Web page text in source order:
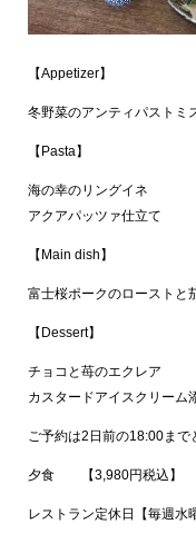
【Appetizer】
冬野菜のアンティパストミ
【Pasta】
海の幸のリングイネ
アクアパッツァ仕立て
【Main dish】
富士桜ポークのローストと
【Dessert】
チョコと苺のエクレア
カスタードアイスクリーム
ご予約は2日前の18:00まで
夕食 【3,980円税込】
レストラン定休日【毎週水